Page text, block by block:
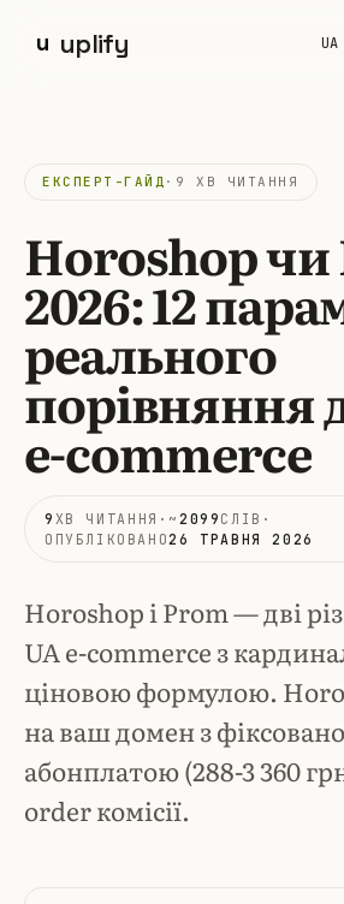
u uplify UA
ЕКСПЕРТ-ГАЙД · 9 ХВ ЧИТАННЯ
Horoshop чи
2026:12
реального
порівняння
e-commerce
9 ХВ ЧИТАННЯ · ~ 2099 СЛІВ ·
ОПУБЛІКОВАНО26 ТРАВНЯ 2026
Horoshop і Prom — дві
UA e-commerce з
ціновою формулою.
на ваш домен з
абонплатою (288-3 360
order комісії.